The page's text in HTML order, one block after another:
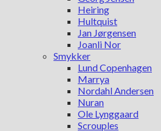
Heiring
Hultquist
Jan Jørgensen
Joanli Nor
Smykker
Lund Copenhagen
Marrya
Nordahl Andersen
Nuran
Ole Lynggaard
Scrouples